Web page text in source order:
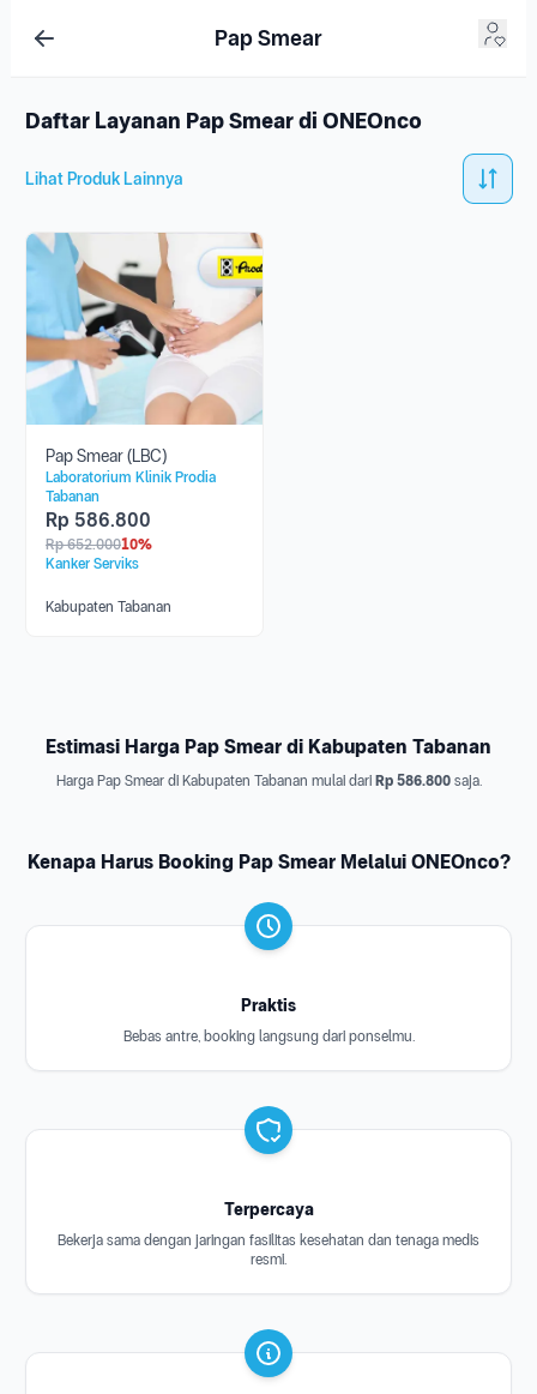
Pap Smear
Daftar Layanan Pap Smear di ONEOnco
Lihat Produk Lainnya
Pap Smear (LBC)
Laboratorium Klinik Prodia
Tabanan
Rp 586.800
Rp 652.00010%
Kanker Serviks
Kabupaten Tabanan
Estimasi Harga Pap Smear di Kabupaten Tabanan
Harga Pap Smear di Kabupaten Tabanan mulai dari Rp 586.800 saja.
Kenapa Harus Booking Pap Smear Melalui ONEOnco?
Praktis
Bebas antre, booking langsung dari ponselmu.
Terpercaya
Bekerja sama dengan jaringan fasilitas kesehatan dan tenaga medis
resmi.